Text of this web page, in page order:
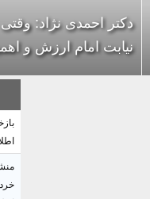
دکتر احمدی نژاد:
نیابت امام ارزش و